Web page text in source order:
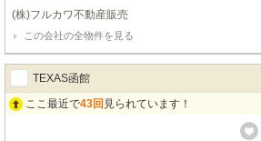
で徒歩9分と、主要駅へのアクセスも便利です。美
クール、事務所など、多岐にわたるビジネス展開
エアコン、エレベーター、男女別トイレ（共用部
充実しており、快適なビジネス環境をサポートし
る元町エリアは集客力も期待でき、近隣には幼稚
業にも適しています。近隣月極駐車場も10台分確
にも便利です。函館の歴史と文化が息づく元町で
(株)フルカワ不動産販売
この会社の全物件を見る
TEXAS函館
ここ最近で43回 見られています！